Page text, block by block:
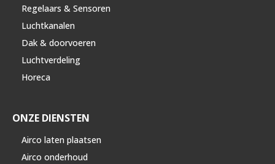
Regelaars & Sensoren
Luchtkanalen
Dak & doorvoeren
Luchtverdeling
Horeca
ONZE DIENSTEN
Airco laten plaatsen
Airco onderhoud